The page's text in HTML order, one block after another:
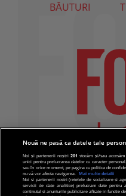
BĂUTURI
Nouă ne pasă ca datele tale
Noi și partenerii noștri201 stocăm și/sau
unici pentru prelucrarea datelor cu caracter
sau în orice moment, pe pagina cu politica de
nu vă vor afecta navigarea.
Mai multe detalii
Noi si partenerii nostri (retelele de socializare si
servicii de date analitice) prelucram date pentru
continutul si anunturile publicitare afisate in functie